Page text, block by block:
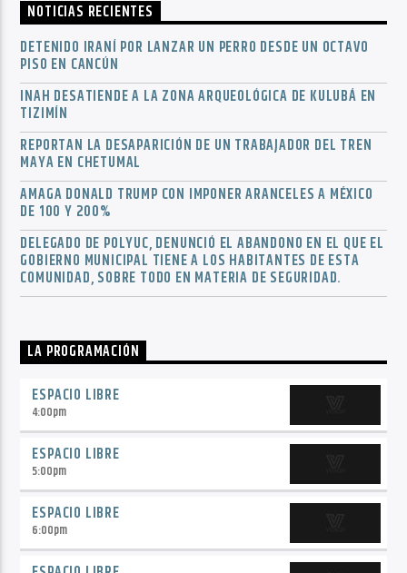
NOTICIAS RECIENTES
DETENIDO IRANÍ POR LANZAR UN PERRO DESDE UN OCTAVO
PISO EN CANCÚN
INAH DESATIENDE A LA ZONA ARQUEOLÓGICA DE KULUBÁ EN
TIZIMÍN
REPORTAN LA DESAPARICIÓN DE UN TRABAJADOR DEL TREN
MAYA EN CHETUMAL
AMAGA DONALD TRUMP CON IMPONER ARANCELES A MÉXICO
DE 100 Y 200%
DELEGADO DE POLYUC, DENUNCIÓ EL ABANDONO EN EL QUE EL
GOBIERNO MUNICIPAL TIENE A LOS HABITANTES DE ESTA
COMUNIDAD, SOBRE TODO EN MATERIA DE SEGURIDAD.
LA PROGRAMACIÓN
ESPACIO LIBRE
4:00pm
ESPACIO LIBRE
5:00pm
ESPACIO LIBRE
6:00pm